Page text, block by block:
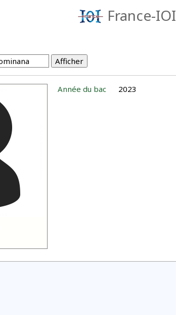
France-IOI
Année du bac 2023